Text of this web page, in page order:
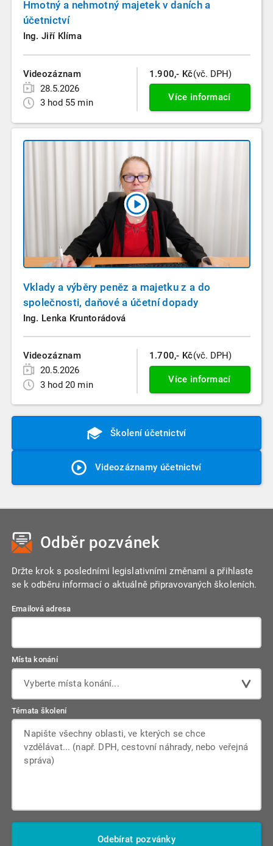
Hmotný a nehmotný majetek v daních a
účetnictví
Ing. Jiří Klíma
Videozáznam
28.5.2026
3 hod 55 min
1.900,- Kč(vč. DPH)
Více informací
Vklady a výběry peněz a majetku z a do
společnosti, daňové a účetní dopady
Ing. Lenka Kruntorádová
Videozáznam
20.5.2026
3 hod 20 min
1.700,- Kč(vč. DPH)
Více informací
Školení účetnictví
Videozáznamy účetnictví
Odběr pozvánek
Držte krok s posledními legislativními změnami a přihlaste
se k odběru informací o aktuálně připravovaných školeních.
Emailová adresa
Místa konání
Vyberte místa konání...
Témata školení
Odebírat pozvánky